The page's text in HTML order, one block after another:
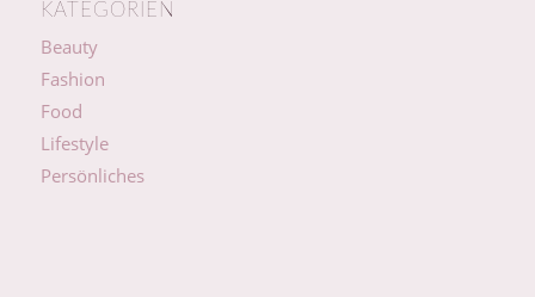
KATEGORIEN
Beauty
Fashion
Food
Lifestyle
Persönliches